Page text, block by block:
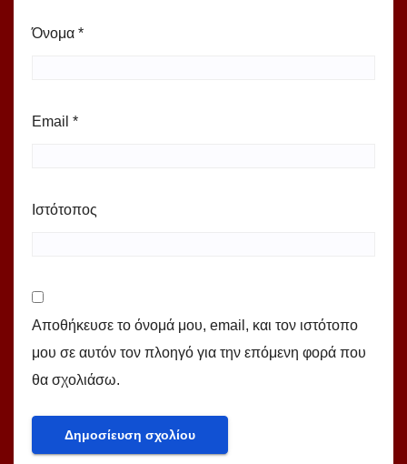
Όνομα *
Email *
Ιστότοπος
Αποθήκευσε το όνομά μου, email, και τον ιστότοπο
μου σε αυτόν τον πλοηγό για την επόμενη φορά που
θα σχολιάσω.